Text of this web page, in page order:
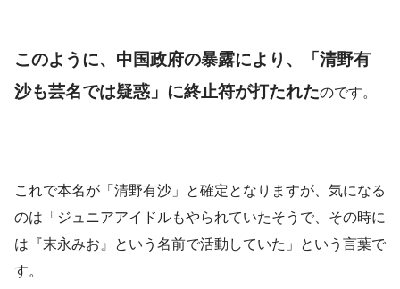
このように、中国政府の暴露により、「清野有
沙も芸名では疑惑」に終止符が打たれたのです。
これで本名が「清野有沙」と確定となりますが、気になる
のは「ジュニアアイドルもやられていたそうで、その時に
は『末永みお』という名前で活動していた」という言葉で
す。